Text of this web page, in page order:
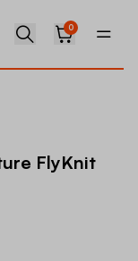
0
FlyKnit